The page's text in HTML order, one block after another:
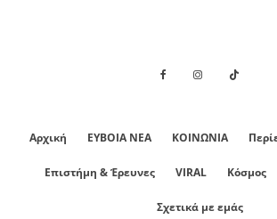
Αρχική ΕΥΒΟΙΑ ΝΕΑ ΚΟΙΝΩΝΙΑ
Επιστήμη & Έρευνες VIRAL Κόσμος
Σχετικά με εμάς